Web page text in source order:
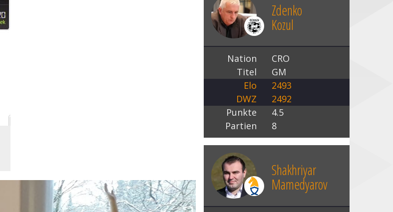
Zdenko
Kozul
Nation
CRO
Titel
GM
Elo
2493
DWZ
2492
Punkte
4.5
Partien
8
Shakhriyar
Mamedyarov